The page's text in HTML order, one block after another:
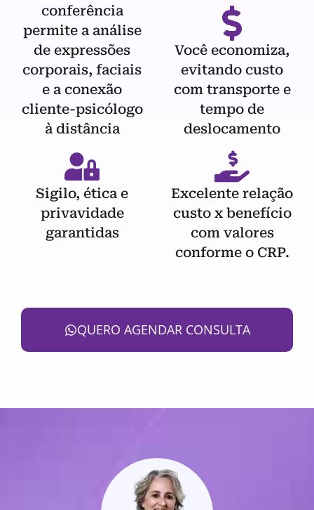
conferência
permite a análise
de expressões
corporais, faciais
e a conexão
cliente-psicólogo
à distância
Sigilo, ética e
privavidade
garantidas
Você economiza,
evitando custo
com transporte e
tempo de
deslocamento
Excelente relação
custo x benefício
com valores
conforme o CRP.
QUERO AGENDAR CONSULTA